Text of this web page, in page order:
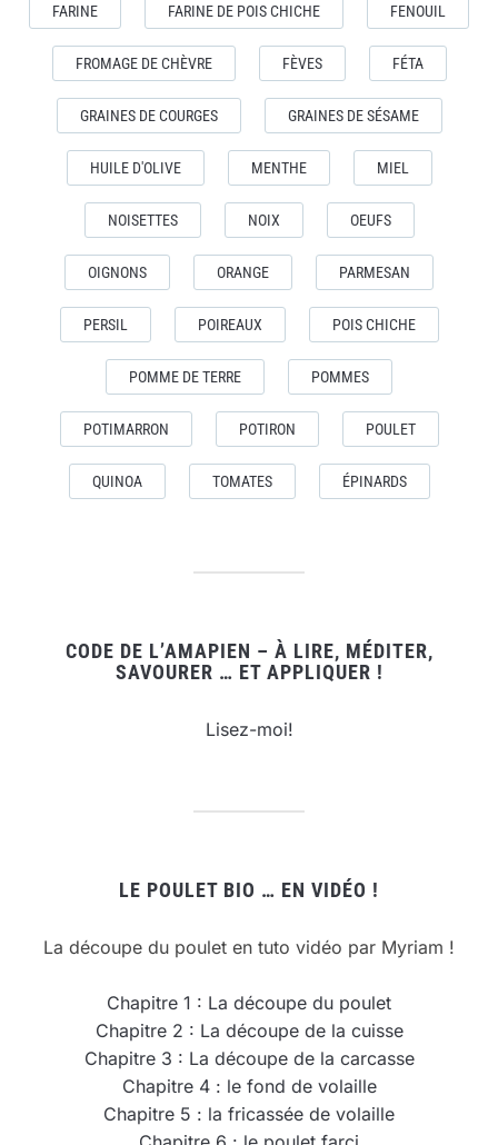
FARINE FARINE DE POIS CHICHE FENOUIL
FROMAGE DE CHÈVRE FÈVES FÉTA
GRAINES DE COURGES GRAINES DE SÉSAME
HUILE D'OLIVE MENTHE MIEL
NOISETTES NOIX OEUFS
OIGNONS ORANGE PARMESAN
PERSIL POIREAUX POIS CHICHE
POMME DE TERRE POMMES
POTIMARRON POTIRON POULET
QUINOA TOMATES ÉPINARDS
CODE DE L’AMAPIEN – À LIRE, MÉDITER,
SAVOURER … ET APPLIQUER !
Lisez-moi!
LE POULET BIO … EN VIDÉO !
La découpe du poulet en tuto vidéo par Myriam !
Chapitre 1 : La découpe du poulet
Chapitre 2 : La découpe de la cuisse
Chapitre 3 : La découpe de la carcasse
Chapitre 4 : le fond de volaille
Chapitre 5 : la fricassée de volaille